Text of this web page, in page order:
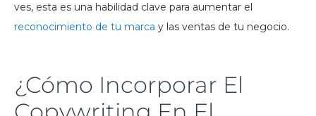
ves, esta es una habilidad clave para aumentar el
reconocimiento de tu marca y las ventas de tu negocio.
¿Cómo Incorporar El